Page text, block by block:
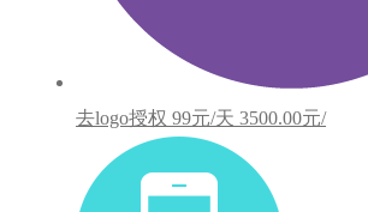
去logo授权 99元/天 3500.00元/